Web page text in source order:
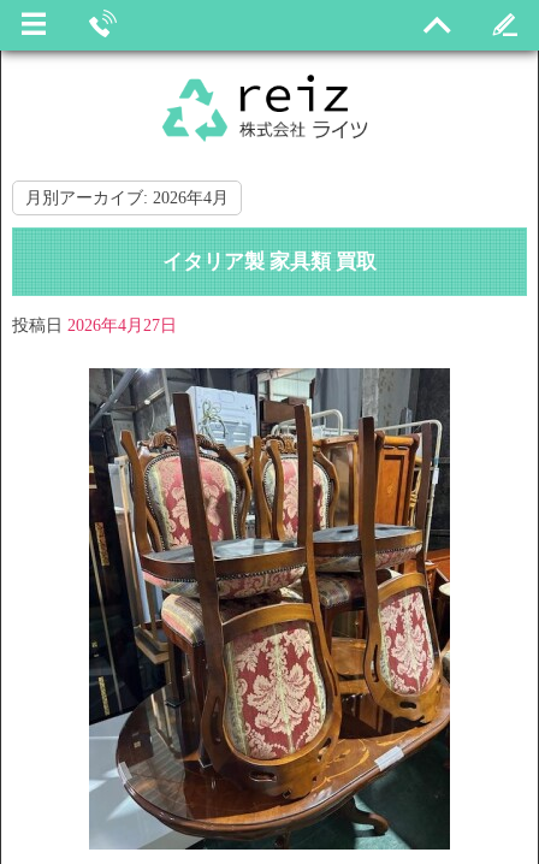
月別アーカイブ: 2026年4月
イタリア製 家具類 買取
投稿日 2026年4月27日